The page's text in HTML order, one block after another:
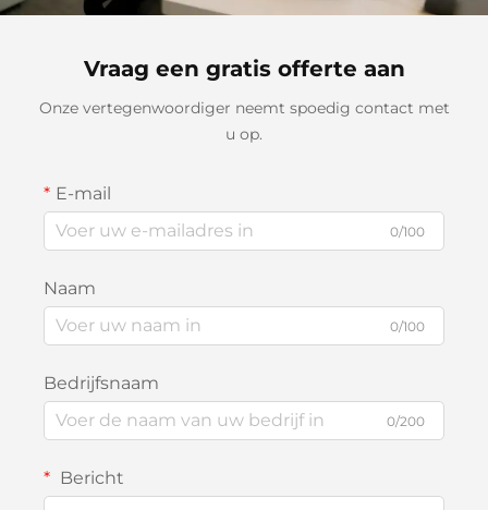
Vraag een gratis offerte aan
Onze vertegenwoordiger neemt spoedig contact met
u op.
E-mail
0/100
Naam
0/100
Bedrijfsnaam
0/200
Bericht